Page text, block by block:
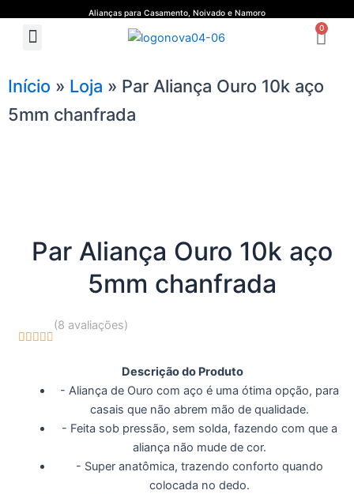
Alianças para Casamento, Noivado e Namoro
Menu 0
Início » Loja » Par Aliança Ouro 10k aço
5mm chanfrada
Par Aliança Ouro 10k aço
5mm chanfrada
    
(8 avaliações)
Descrição do Produto
- Aliança de Ouro com aço é uma ótima opção, para
casais que não abrem mão de qualidade.
- Feita sob pressão, sem solda, fazendo com que a
aliança não mude de cor.
- Super anatômica, trazendo conforto quando
colocada no dedo.